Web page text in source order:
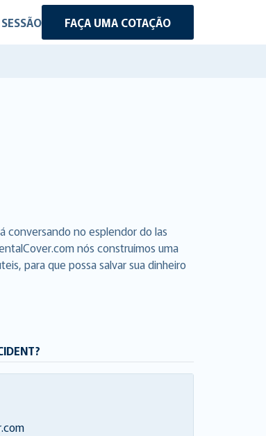
FAÇA UMA COTAÇÃO
conversando no esplendor do las
nós construímos uma
para que possa salvar sua dinheiro